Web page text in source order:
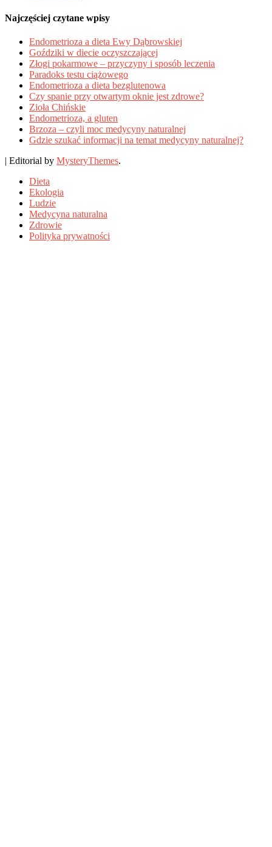
Najczęściej czytane wpisy
Endometrioza a dieta Ewy Dąbrowskiej
Goździki w diecie oczyszczającej
Złogi pokarmowe – przyczyny i sposób leczenia
Paradoks testu ciążowego
Endometrioza a dieta bezglutenowa
Czy spanie przy otwartym oknie jest zdrowe?
Zioła Chińskie
Endometrioza, a gluten
Brzoza – czyli moc medycyny naturalnej
Gdzie szukać informacji na temat medycyny naturalnej?
| Editorial by MysteryThemes.
Dieta
Ekologia
Ludzie
Medycyna naturalna
Zdrowie
Polityka prywatności